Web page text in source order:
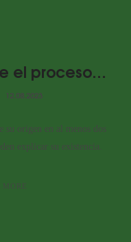
el proceso…
12.08.2023
su origen en al menos dos
explicar su existencia.
MORE